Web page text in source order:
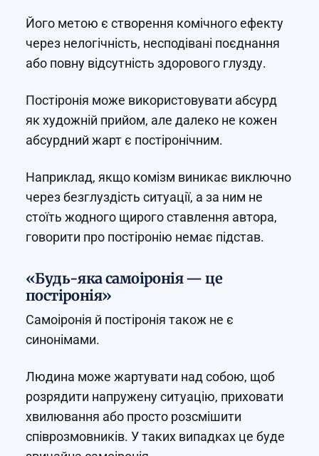
Його метою є створення комічного ефекту
через нелогічність, несподівані поєднання
або повну відсутність здорового глузду.
Постіронія може використовувати абсурд
як художній прийом, але далеко не кожен
абсурдний жарт є постіронічним.
Наприклад, якщо комізм виникає виключно
через безглуздість ситуації, а за ним не
стоїть жодного щирого ставлення автора,
говорити про постіронію немає підстав.
«Будь-яка самоіронія — це
постіронія»
Самоіронія й постіронія також не є
синонімами.
Людина може жартувати над собою, щоб
розрядити напружену ситуацію, приховати
хвилювання або просто розсмішити
співрозмовників. У таких випадках це буде